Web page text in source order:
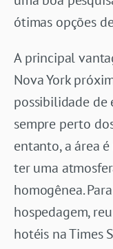
ótimas opções
A principal
Nova York
possibilidade de
sempre perto
entanto, a área
ter uma
homogênea.
hospedagem,
hotéis na Times